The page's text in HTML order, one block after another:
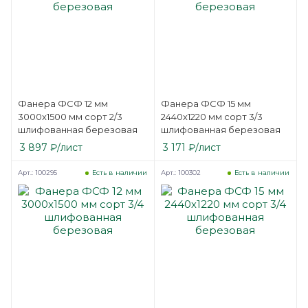
Фанера ФСФ 12 мм
3000х1500 мм сорт 2/3
шлифованная березовая
3 897 ₽/лист
Фанера ФСФ 15 мм
2440х1220 мм сорт 3/3
шлифованная березовая
3 171 ₽/лист
Есть в наличии
Арт.: 100295 Есть в наличии
Арт.: 100302